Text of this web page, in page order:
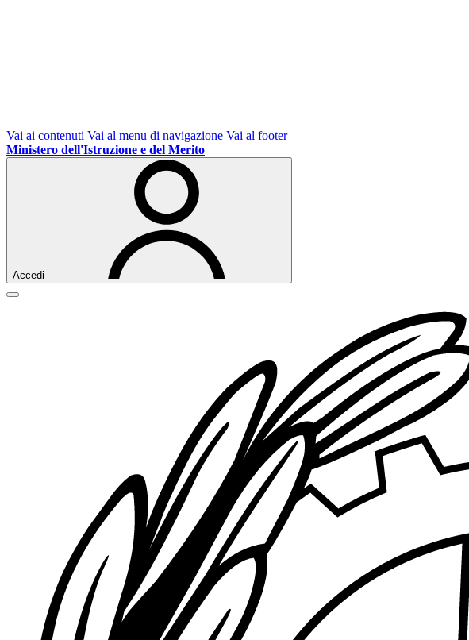
Vai ai contenuti Vai al menu di navigazione Vai al footer
Ministero dell'Istruzione e del Merito
Accedi